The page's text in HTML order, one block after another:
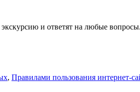
и ответят на любые вопросы.
, Правилами пользования интернет-